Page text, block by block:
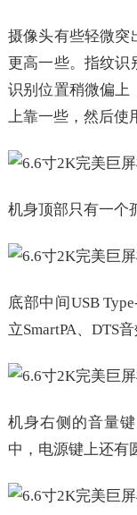
摄像头有些轻微突
更高一些。指纹识
识别位置稍微偏上
上靠一些，然后使
机身顶部只有一个
底部中间USB
立SmartPA、DTS
机身右侧的音量
中，电源键上还有